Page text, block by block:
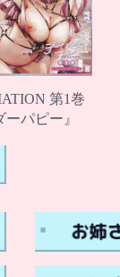
第1巻
パピー』